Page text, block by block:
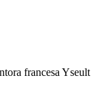
francesa Yseult